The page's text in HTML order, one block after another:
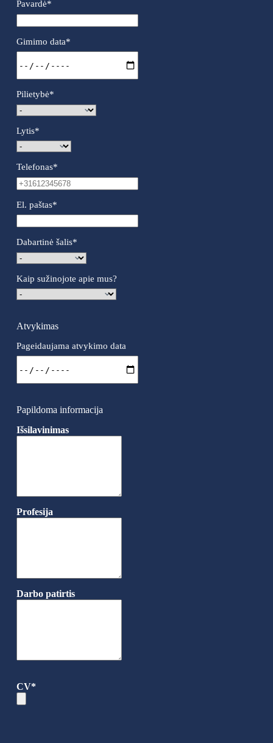
Pavardė*
Gimimo data*
Pilietybė*
Lytis*
Telefonas*
El. paštas*
Dabartinė šalis*
Kaip sužinojote apie mus?
Atvykimas
Pageidaujama atvykimo data
Papildoma informacija
Išsilavinimas
Profesija
Darbo patirtis
CV*